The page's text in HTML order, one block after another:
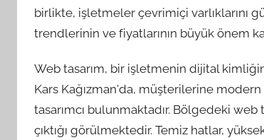
birlikte, işletmeler çevrimiçi varlıklarını
trendlerinin ve fiyatlarının büyük önem
Web tasarım, bir işletmenin dijital
Kars Kağızman'da, müşterilerine
tasarımcı bulunmaktadır. Bölgedeki
çıktığı görülmektedir. Temiz hatlar,